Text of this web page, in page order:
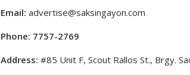
Email: advertise@saksingayon.com
Phone: 7757-2769
Address: #85 Unit F, Scout Rallos St., Brgy.